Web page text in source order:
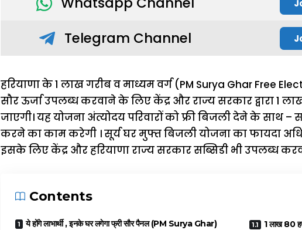
Telegram Channel
हरियाणा के 1 लाख गरीब व माध्यम वर्ग (PM Surya Ghar Free
सौर ऊर्जा उपलब्ध करवाने के लिए केंद्र और राज्य सरकार द्वारा 1
जाएगी। यह योजना अंत्योदय परिवारों को फ्री बिजली देने के साथ –
करने का काम करेगी । सूर्य घर मुफ्त बिजली योजना का फायदा
इसके लिए केंद्र और हरियाणा राज्य सरकार सब्सिडी भी उपलब्ध
Contents
ये होंगे लाभार्थी , इनके घर लगेगा फ्री सौर पैनल (PM Surya Ghar)
1 लाख 80